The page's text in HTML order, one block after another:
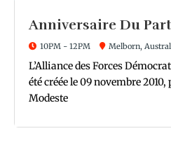
Anniversaire Du
10PM - 12PM Melborn,
L’Alliance des Forces
été créée le 09 novembre
Modeste